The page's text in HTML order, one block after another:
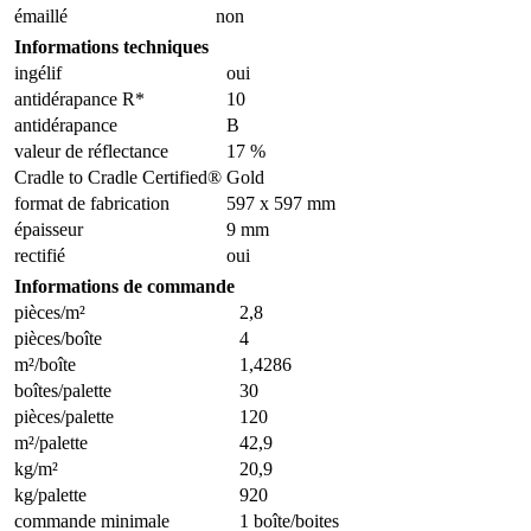
émaillé
non
Informations techniques
ingélif
oui
antidérapance R*
10
antidérapance
B
valeur de réflectance
17 %
Cradle to Cradle Certified® Gold
format de fabrication
597 x 597 mm
épaisseur
9 mm
rectifié
oui
Informations de commande
pièces/m²
2,8
pièces/boîte
4
m²/boîte
1,4286
boîtes/palette
30
pièces/palette
120
m²/palette
42,9
kg/m²
20,9
kg/palette
920
commande minimale
1 boîte/boites